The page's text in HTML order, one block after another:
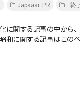
Japaaan PR _終
に関する記事の中から
和に関する記事はこの